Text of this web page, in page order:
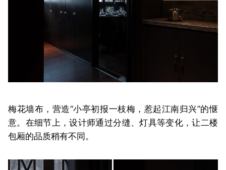
梅花墙布，营造“小亭初报一枝梅，惹起江南归兴”的惬
意。在细节上，设计师通过分缝、灯具等变化，让二楼
包厢的品质稍有不同。